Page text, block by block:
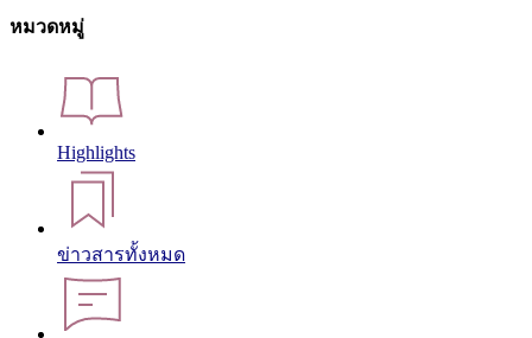
หมวดหมู่
Highlights
ข่าวสารทั้งหมด